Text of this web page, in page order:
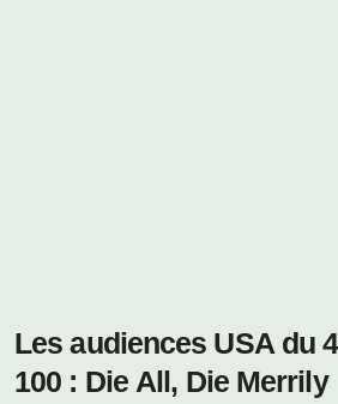
Les audiences USA du
100 : Die All, Die Merrily